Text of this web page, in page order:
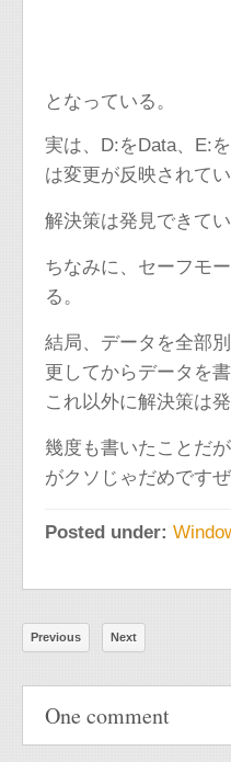
となっている。
実は、D:をData、E:
は変更が反映されて
解決策は発見できてい
ちなみに、セーフモ
る。
結局、データを全部
更してからデータを
これ以外に解決策は
幾度も書いたことだ
がクソじゃだめです
Posted under:
Previous Next
One comment